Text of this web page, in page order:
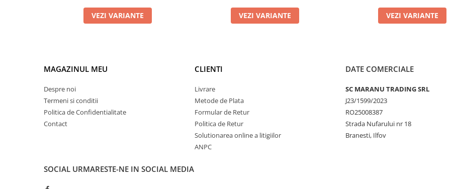
VEZI VARIANTE VEZI VARIANTE VEZI VARIANTE
MAGAZINUL MEU
Despre noi
Termeni si conditii
Politica de Confidentialitate
Contact
CLIENTI
Livrare
Metode de Plata
Formular de Retur
Politica de Retur
Solutionarea online a litigiilor
ANPC
DATE COMERCIALE
SC MARANU TRADING SRL
J23/1599/2023
RO25008387
Strada Nufarului nr 18
Branesti, Ilfov
SOCIAL URMARESTE-NE IN SOCIAL MEDIA